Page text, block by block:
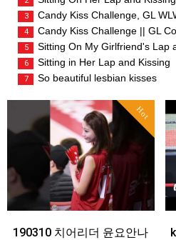
3 Candy Kiss Challenge, GL
4 Candy Kiss Challenge || GL
5 Sitting On My Girlfriend's Lap
6 Sitting in Her Lap and Kissing
7 So beautiful lesbian kisses
Hot
190310 치어리더 윤요안나